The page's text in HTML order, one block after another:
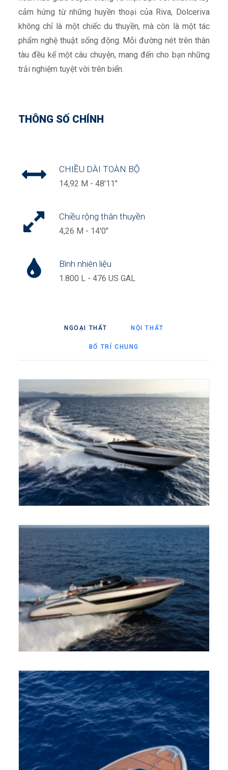
cảm hứng từ những huyền thoại của Riva, Dolceriva
không chỉ là một chiếc du thuyền, mà còn là một tác
phẩm nghệ thuật sống động. Mỗi đường nét trên thân
tàu đều kể một câu chuyện, mang đến cho bạn những
trải nghiệm tuyệt vời trên biển.
THÔNG SỐ CHÍNH
CHIỀU DÀI TOÀN BỘ
14,92 M - 48'11"
Chiều rộng thân thuyền
4,26 M - 14'0"
Bình nhiên liệu
1.800 L - 476 US GAL
NGOẠI THẤT NỘI THẤT
BỐ TRÍ CHUNG